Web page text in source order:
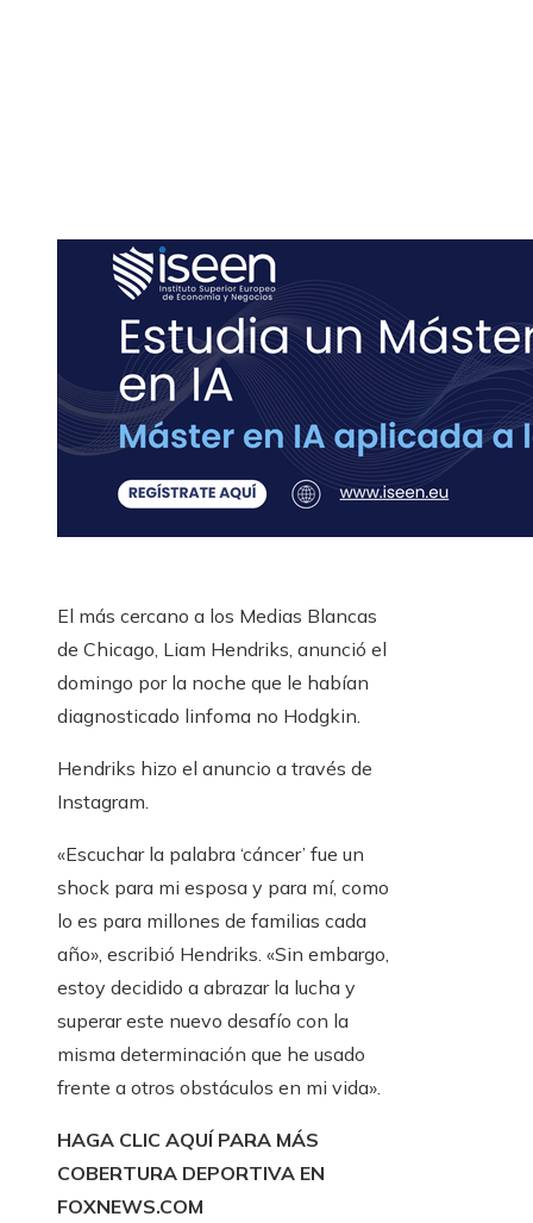
El más cercano a los Medias Blancas
de Chicago, Liam Hendriks, anunció el
domingo por la noche que le habían
diagnosticado linfoma no Hodgkin.
Hendriks hizo el anuncio a través de
Instagram.
«Escuchar la palabra ‘cáncer’ fue un
shock para mi esposa y para mí, como
lo es para millones de familias cada
año», escribió Hendriks. «Sin embargo,
estoy decidido a abrazar la lucha y
superar este nuevo desafío con la
misma determinación que he usado
frente a otros obstáculos en mi vida».
HAGA CLIC AQUÍ PARA MÁS
COBERTURA DEPORTIVA EN
FOXNEWS.COM